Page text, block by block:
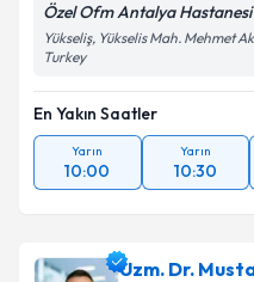
Özel Ofm Antalya Hastanesi
Yükseliş, Yükselis Mah. Mehmet
Turkey
En Yakın Saatler
Yarın
10:00
Yarın
10:30
Uzm. Dr.